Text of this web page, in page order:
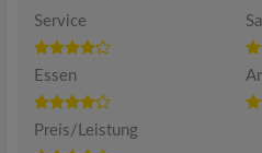
Service
Essen
Preis/Leistung